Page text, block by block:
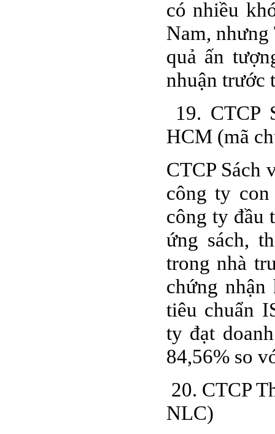
có nhiều
Nam,
quả ấn
nhuận trước
19. CTCP
HCM (mã
CTCP Sách
công ty
công ty đầu
ứng sách,
trong nhà
chứng
tiêu chuẩn
ty đạt
84,56% so
20. CTCP
NLC)